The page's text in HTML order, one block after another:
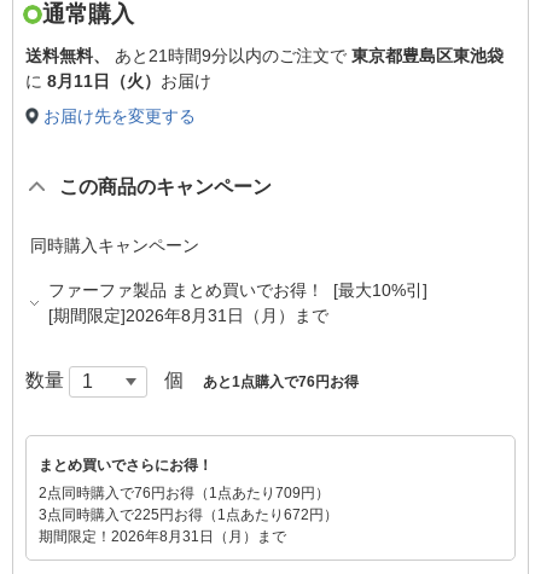
通常購入
送料無料、 あと 21時間9分以内のご注文で 東京都豊島区東池袋
に 8月11日（火） お届け
お届け先を変更する
この商品のキャンペーン
同時購入キャンペーン
ファーファ製品 まとめ買いでお得！ [最大10%引]
[期間限定]2026年8月31日（月）まで
数量 個 あと1点購入で76円お得
まとめ買いでさらにお得！
2点同時購入で76円お得（1点あたり709円）
3点同時購入で225円お得（1点あたり672円）
期間限定！2026年8月31日（月）まで